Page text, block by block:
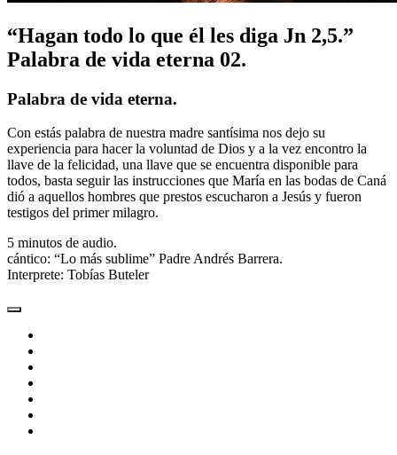
“Hagan todo lo que él les diga Jn 2,5.”
Palabra de vida eterna 02.
Palabra de vida eterna.
Con estás palabra de nuestra madre santísima nos dejo su
experiencia para hacer la voluntad de Dios y a la vez encontro la
llave de la felicidad, una llave que se encuentra disponible para
todos, basta seguir las instrucciones que María en las bodas de Caná
dió a aquellos hombres que prestos escucharon a Jesús y fueron
testigos del primer milagro.
5 minutos de audio.
cántico: “Lo más sublime” Padre Andrés Barrera.
Interprete: Tobías Buteler